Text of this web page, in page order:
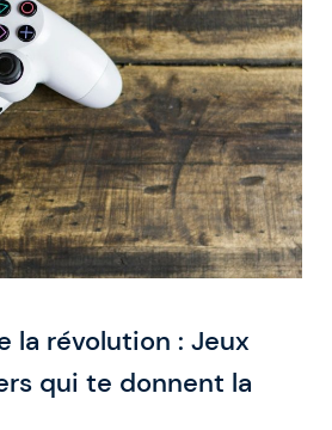
la révolution : Jeux
qui te donnent la